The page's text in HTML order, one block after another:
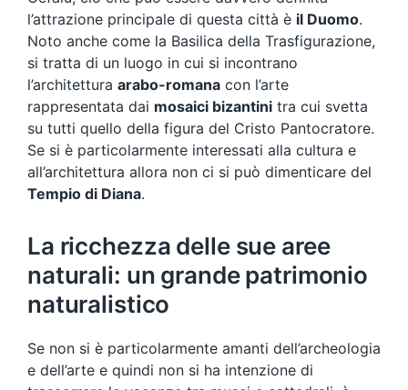
l’attrazione principale di questa città è il Duomo.
Noto anche come la Basilica della Trasfigurazione,
si tratta di un luogo in cui si incontrano
l’architettura arabo-romana con l’arte
rappresentata dai mosaici bizantini tra cui svetta
su tutti quello della figura del Cristo Pantocratore.
Se si è particolarmente interessati alla cultura e
all’architettura allora non ci si può dimenticare del
Tempio di Diana.
La ricchezza delle sue aree
naturali: un grande patrimonio
naturalistico
Se non si è particolarmente amanti dell’archeologia
e dell’arte e quindi non si ha intenzione di